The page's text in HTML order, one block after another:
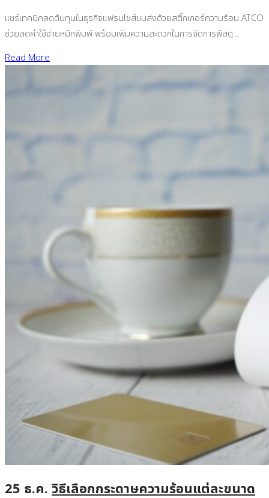
แชร์เทคนิคลดต้นทุนในธุรกิจแฟรนไชส์ขนส่งด้วยสติ๊กเกอร์ความร้อน ATCO
ช่วยลดค่าใช้จ่ายหมึกพิมพ์ พร้อมเพิ่มความสะดวกในการจัดการพัสดุ...
Read More
25 ธ.ค. วิธีเลือกกระดาษความร้อนแต่ละขนาด